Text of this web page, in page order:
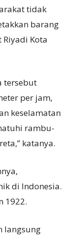
tidak
barang
Kota
tersebut
per jam,
keselamatan
rambu-
katanya.
di Indonesia.
1922.
langsung